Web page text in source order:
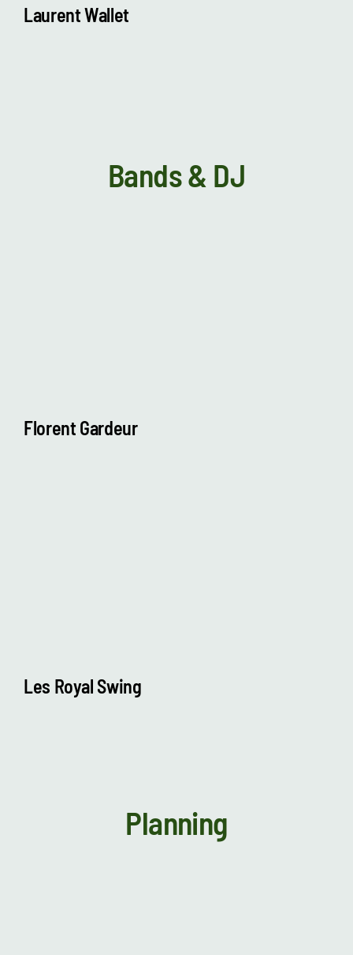
Laurent Wallet
Bands & DJ
Florent Gardeur
Les Royal Swing
Planning